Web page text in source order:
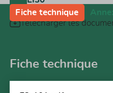
Télécharger les
Fiche technique
Fiche technique